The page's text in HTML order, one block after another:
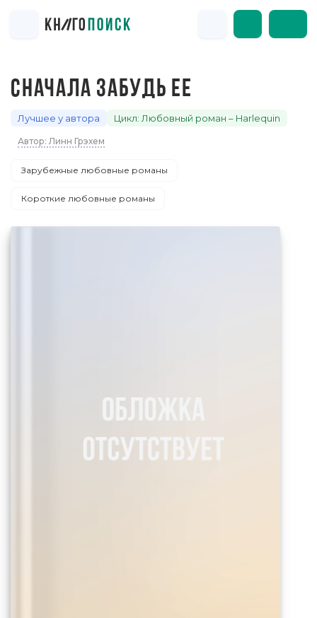
СНАЧАЛА ЗАБУДЬ ЕЕ
Лучшее у автора Цикл: Любовный роман – Harlequin
Автор: Линн Грэхем
Зарубежные любовные романы
Короткие любовные романы